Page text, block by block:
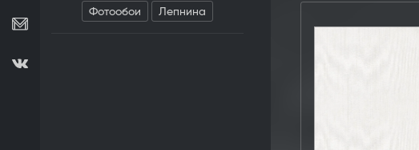
Фотообои Лепнина